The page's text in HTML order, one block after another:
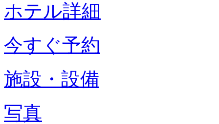
ホテル詳細
今すぐ予約
施設・設備
写真